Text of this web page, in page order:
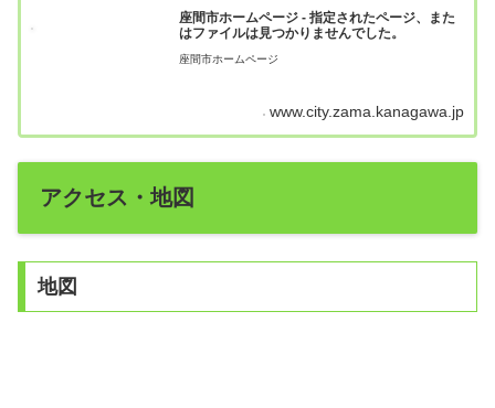
座間市ホームページ - 指定されたページ、また
はファイルは見つかりませんでした。
座間市ホームページ
www.city.zama.kanagawa.jp
アクセス・地図
地図